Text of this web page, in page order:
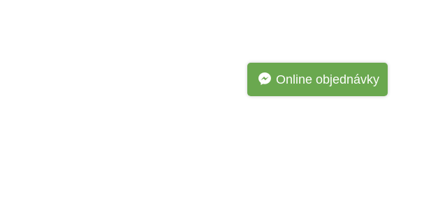
Online objednávky